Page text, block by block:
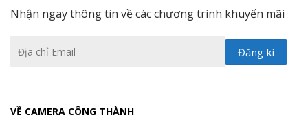
Nhận ngay thông tin về các chương trình khuyến mãi
VỀ CAMERA CÔNG THÀNH